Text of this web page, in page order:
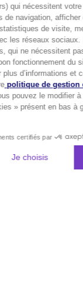
qui nécessitent
de navigation,
statistiques de visite,
les réseaux
qui ne nécessitent
bon fonctionnement
plus d’informations
politique de
pouvez le
» présent en bas
certifiés par
Je choisis